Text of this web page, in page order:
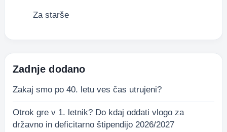
Za starše
Zadnje dodano
Zakaj smo po 40. letu ves čas utrujeni?
Otrok gre v 1. letnik? Do kdaj oddati vlogo za
državno in deficitarno štipendijo 2026/2027